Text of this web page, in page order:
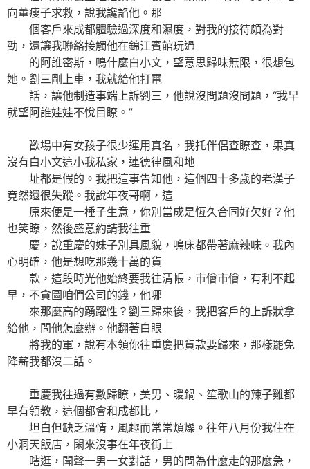
向董瘦子求救，說我讒諂他。那
個客戶來成都體驗過深度和濕度，對我的接待頗為對
勁，還讓我聯絡接觸他在錦江賓館玩過
的阿誰密斯，鳴什麼白小文，望意思歸味無限，很想包
她。劉三剛上車，我就給他打電
話，讓他制造事端上訴劉三，他說沒問題沒問題，“我早
就望阿誰娃娃不悅目瞭。”
歡場中有女孩子很少運用真名，我托伴侶查瞭查，果真
沒有白小文這小我私家，連德律風和地
址都是假的。我把這事告知他，這個四十多歲的老漢子
竟然還很失蹤。我說年夜哥啊，這
原來便是一棰子生意，你別當成是恆久合同好欠好？他
也笑瞭，然後盛意約請我往重
慶，說重慶的妹子別具風貌，鳴床都帶著麻辣味。我內
心明確，他是想吃那幾十萬的貨
款，這段時光他始終要我往清帳，市儈市儈，有利不起
早，不貪圖咱們公司的錢，他哪
來那麼高的踴躍性？劉三歸來後，我把客戶的上訴狀拿
給他，問他怎麼辦。他翻著白眼
將我的軍，說有本領你往重慶把貨款要歸來，那樣罷免
降薪我都沒二話。
重慶我往過有數歸瞭，美男、暖鍋、笙歌山的辣子雞都
早有領教，這個都會和成都比，
坦白但缺乏溫情，風趣而常常煩燥。往年八月份我住在
小洞天飯店，閑來沒事在年夜街上
瞎逛，聞聲一男一女對話，男的問為什麼走的那麼急，